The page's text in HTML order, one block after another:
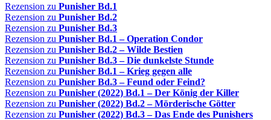
Rezension zu Punisher Bd.1
Rezension zu Punisher Bd.2
Rezension zu Punisher Bd.3
Rezension zu Punisher Bd.1 – Operation Condor
Rezension zu Punisher Bd.2 – Wilde Bestien
Rezension zu Punisher Bd.3 – Die dunkelste Stunde
Rezension zu Punisher Bd.1 – Krieg gegen alle
Rezension zu Punisher Bd.3 – Feund oder Feind?
Rezension zu Punisher (2022) Bd.1 – Der König der Killer
Rezension zu Punisher (2022) Bd.2 – Mörderische Götter
Rezension zu Punisher (2022) Bd.3 – Das Ende des Punishers